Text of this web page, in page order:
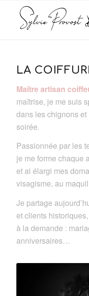
LA
Maître artisan
maîtrise, je me suis
dans les chignons
soirée.
Passionnée par les
je me forme chaque
et ai élargi mes
visagisme, au
Je partage
et clients
à la demande :
anniversaires…